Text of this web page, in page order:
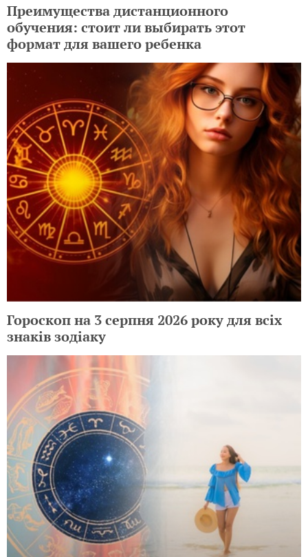
Преимущества дистанционного
обучения: стоит ли выбирать этот
формат для вашего ребенка
Гороскоп на 3 серпня 2026 року для всіх
знаків зодіаку